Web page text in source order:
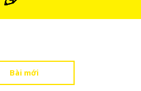
Bài mới